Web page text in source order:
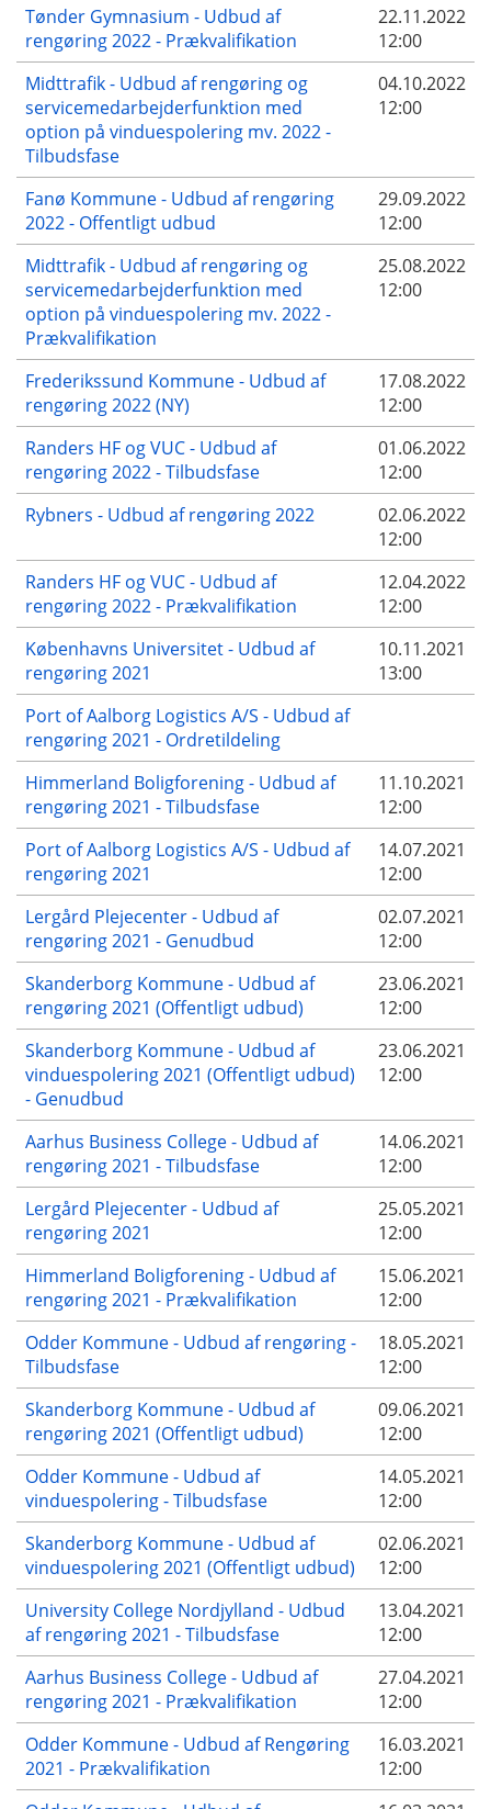
Tønder Gymnasium - Udbud af
rengøring 2022 - Prækvalifikation
22.11.2022
12:00
Midttrafik - Udbud af rengøring og
servicemedarbejderfunktion med
option på vinduespolering mv. 2022 -
Tilbudsfase
04.10.2022
12:00
Fanø Kommune - Udbud af rengøring
2022 - Offentligt udbud
29.09.2022
12:00
Midttrafik - Udbud af rengøring og
servicemedarbejderfunktion med
option på vinduespolering mv. 2022 -
Prækvalifikation
25.08.2022
12:00
Frederikssund Kommune - Udbud af
rengøring 2022 (NY)
17.08.2022
12:00
Randers HF og VUC - Udbud af
rengøring 2022 - Tilbudsfase
01.06.2022
12:00
Rybners - Udbud af rengøring 2022
02.06.2022
12:00
Randers HF og VUC - Udbud af
rengøring 2022 - Prækvalifikation
12.04.2022
12:00
Københavns Universitet - Udbud af
rengøring 2021
10.11.2021
13:00
Port of Aalborg Logistics A/S - Udbud af
rengøring 2021 - Ordretildeling
Himmerland Boligforening - Udbud af
rengøring 2021 - Tilbudsfase
11.10.2021
12:00
Port of Aalborg Logistics A/S - Udbud af
rengøring 2021
14.07.2021
12:00
Lergård Plejecenter - Udbud af
rengøring 2021 - Genudbud
02.07.2021
12:00
Skanderborg Kommune - Udbud af
rengøring 2021 (Offentligt udbud)
23.06.2021
12:00
Skanderborg Kommune - Udbud af
vinduespolering 2021 (Offentligt udbud)
- Genudbud
23.06.2021
12:00
Aarhus Business College - Udbud af
rengøring 2021 - Tilbudsfase
14.06.2021
12:00
Lergård Plejecenter - Udbud af
rengøring 2021
25.05.2021
12:00
Himmerland Boligforening - Udbud af
rengøring 2021 - Prækvalifikation
15.06.2021
12:00
Odder Kommune - Udbud af rengøring -
Tilbudsfase
18.05.2021
12:00
Skanderborg Kommune - Udbud af
rengøring 2021 (Offentligt udbud)
09.06.2021
12:00
Odder Kommune - Udbud af
vinduespolering - Tilbudsfase
14.05.2021
12:00
Skanderborg Kommune - Udbud af
vinduespolering 2021 (Offentligt udbud)
02.06.2021
12:00
University College Nordjylland - Udbud
af rengøring 2021 - Tilbudsfase
13.04.2021
12:00
Aarhus Business College - Udbud af
rengøring 2021 - Prækvalifikation
27.04.2021
12:00
Odder Kommune - Udbud af Rengøring
2021 - Prækvalifikation
16.03.2021
12:00